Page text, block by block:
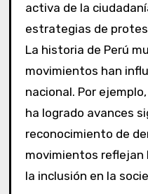
activa de la
estrategias de
La historia de Perú
movimientos han
nacional. Por
ha logrado avances
reconocimiento de
movimientos reflejan
la inclusión en la